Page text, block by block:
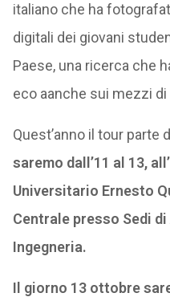
italiano che ha
digitali dei giovani
Paese, una ricerca che
eco aanche sui mezzi
Quest’anno il tour parte
saremo dall’11 al 13,
Universitario Ernesto
Centrale presso Sedi
Ingegneria.
Il giorno 13 ottobre